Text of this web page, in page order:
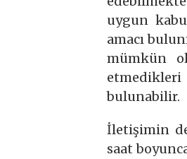
uygun
amacı
mümkün
bulunabilir.
İletişimin
saat